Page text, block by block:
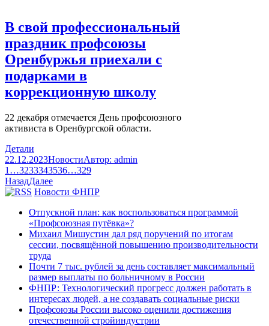
В свой профессиональный
праздник профсоюзы
Оренбуржья приехали с
подарками в
коррекционную школу
22 декабря отмечается День профсоюзного
активиста в Оренбургской области.
Детали
22.12.2023НовостиАвтор: admin
1 …3233343536…329
НазадДалее
Новости ФНПР
Отпускной план: как воспользоваться программой
«Профсоюзная путёвка»?
Михаил Мишустин дал ряд поручений по итогам
сессии, посвящённой повышению производительности
труда
Почти 7 тыс. рублей за день составляет максимальный
размер выплаты по больничному в России
ФНПР: Технологический прогресс должен работать в
интересах людей, а не создавать социальные риски
Профсоюзы России высоко оценили достижения
отечественной стройиндустрии